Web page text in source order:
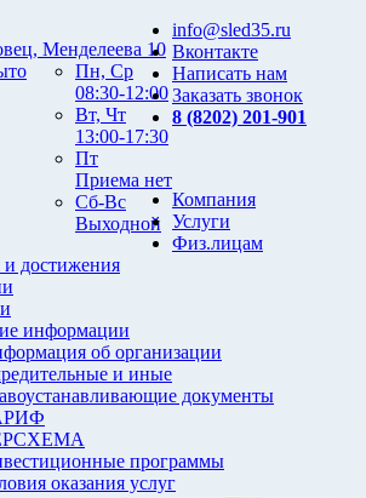
Менделеева 10
Пн, Ср
08:30-12:00
Вт, Чт
13:00-17:30
Пт
Приема нет
Сб-Вс
Выходной
info@sled35.ru
Вконтакте
Написать нам
Заказать звонок
8 (8202) 201-901
Компания
и достижения
информации
об организации
и иные
документы
программы
оказания услуг
Услуги
Физ.лицам